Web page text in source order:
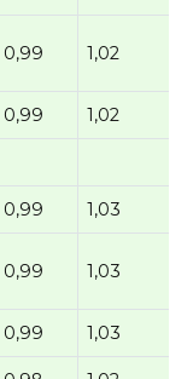
0,99 1,02
0,99 1,02
0,99 1,03
0,99 1,03
0,99 1,03